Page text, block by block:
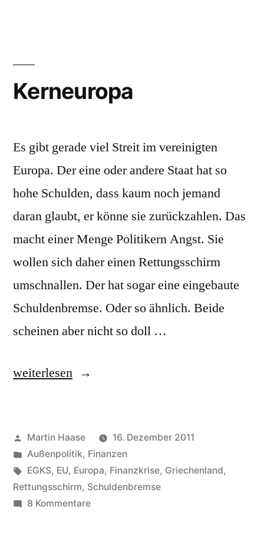
Kerneuropa
Es gibt gerade viel Streit im vereinigten
Europa. Der eine oder andere Staat hat so
hohe Schulden, dass kaum noch jemand
daran glaubt, er könne sie zurückzahlen. Das
macht einer Menge Politikern Angst. Sie
wollen sich daher einen Rettungsschirm
umschnallen. Der hat sogar eine eingebaute
Schuldenbremse. Oder so ähnlich. Beide
scheinen aber nicht so doll …
„Kerneuropa“
weiterlesen
Veröffentlicht
von
Martin Haase
16. Dezember 2011
Veröffentlicht
in
Außenpolitik, Finanzen
Schlagwörter:
EGKS, EU, Europa, Finanzkrise, Griechenland,
Rettungsschirm, Schuldenbremse
8 Kommentarezu